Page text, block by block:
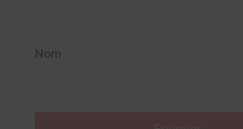
Nom